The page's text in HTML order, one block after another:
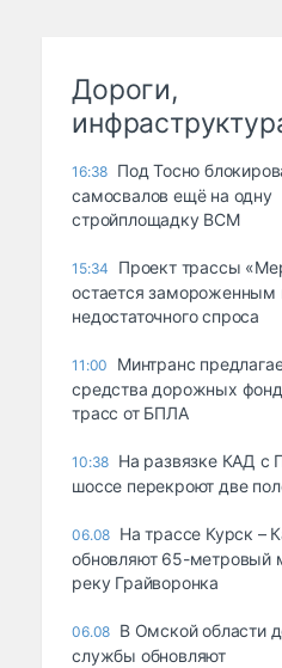
Дороги,
16:38 Под Тосно
самосвалов ещё на одну
стройплощадку ВСМ
15:34
Проект трассы
остается замороженным
недостаточного спроса
11:00
Минтранс
средства дорожных
трасс от БПЛА
10:38 На развязке КАД с
шоссе перекроют две
06.08 На трассе Курск –
обновляют 65-метровый
реку Грайворонка
06.08 В Омской области
службы обновляют